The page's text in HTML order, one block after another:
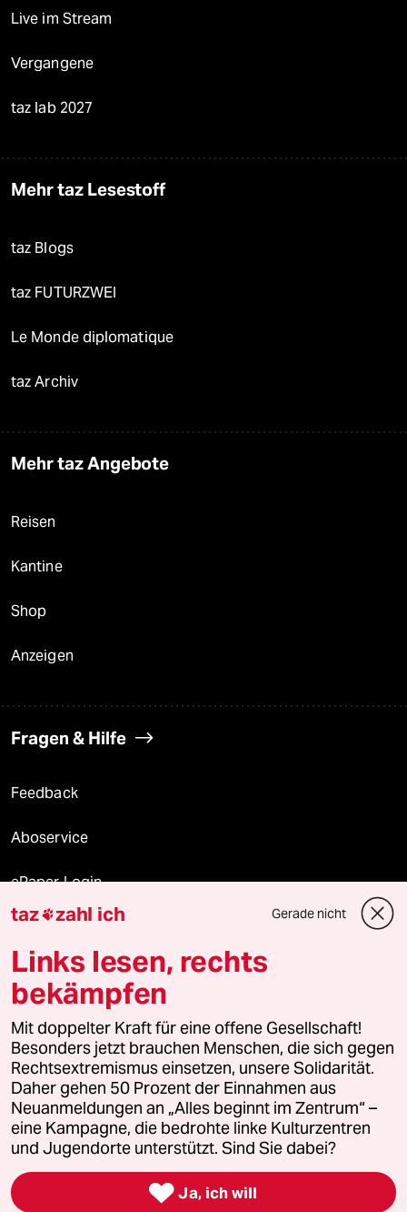
Live im Stream
Vergangene
taz lab 2027
Mehr taz Lesestoff
taz Blogs
taz FUTURZWEI
Le Monde diplomatique
taz Archiv
Mehr taz Angebote
Reisen
Kantine
Shop
Anzeigen
Fragen & Hilfe
Feedback
Aboservice
ePaper Login
Downloads für Abonnierende
© 2026 taz Verlags und Vertriebs GmbH
Alle Rechte vorbehalten. Bei rechtlichen Fragen oder für Genehmigungen
wenden Sie sich bitte an
lizenzen@taz.de
Feedback Redaktionsstatut Kommune-Richtlinien
Leitlinie Informant Datenschutz Impressum AGB
Seitenwende Einwilligungen widerrufen (Ads)
taz zahl ich Gerade nicht
Links lesen, rechts
bekämpfen
Mit doppelter Kraft für eine offene Gesellschaft!
Besonders jetzt brauchen Menschen, die sich gegen
Rechtsextremismus einsetzen, unsere Solidarität.
Daher gehen 50 Prozent der Einnahmen aus
Neuanmeldungen an „Alles beginnt im Zentrum“ –
eine Kampagne, die bedrohte linke Kulturzentren
und Jugendorte unterstützt. Sind Sie dabei?
 Ja, ich will